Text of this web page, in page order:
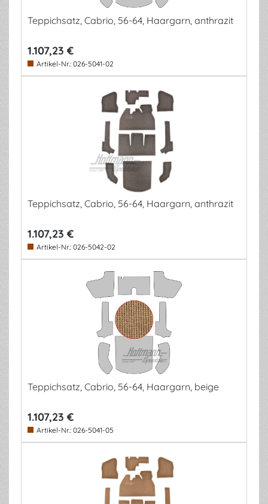
Teppichsatz, Cabrio, 56-64, Haargarn, anthrazit
1.107,23 €
Artikel-Nr.: 026-5041-02
Teppichsatz, Cabrio, 56-64, Haargarn, anthrazit
1.107,23 €
Artikel-Nr.: 026-5042-02
Teppichsatz, Cabrio, 56-64, Haargarn, beige
1.107,23 €
Artikel-Nr.: 026-5041-05